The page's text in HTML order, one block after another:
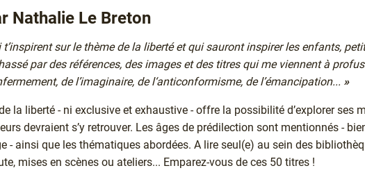
Nathalie Le Breton
sur le thème de la liberté et qui sauront inspirer les enfants,
par des références, des images et des titres qui me viennent à
de l’imaginaire, de l‘anticonformisme, de l’émancipation... »
la liberté - ni exclusive et exhaustive - offre la possibilité d’explorer ses
devraient s’y retrouver. Les âges de prédilection sont mentionnés -
- ainsi que les thématiques abordées. A lire seul(e) au sein des
mises en scènes ou ateliers... Emparez-vous de ces 50 titres !